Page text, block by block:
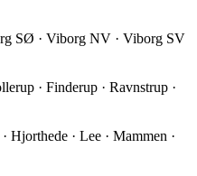
SØ · Viborg NV · Viborg SV
· Finderup · Ravnstrup ·
Hjorthede · Lee · Mammen ·